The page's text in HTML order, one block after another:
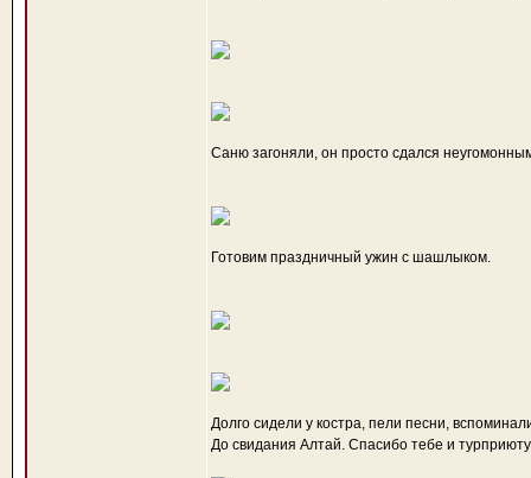
Саню загоняли, он просто сдался
Готовим праздничный ужин с шашлыком.
Долго сидели у костра, пели песни,
До свидания Алтай. Спасибо тебе и